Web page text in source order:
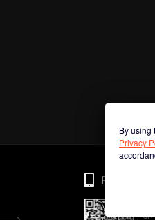
By using
Privacy
Phone